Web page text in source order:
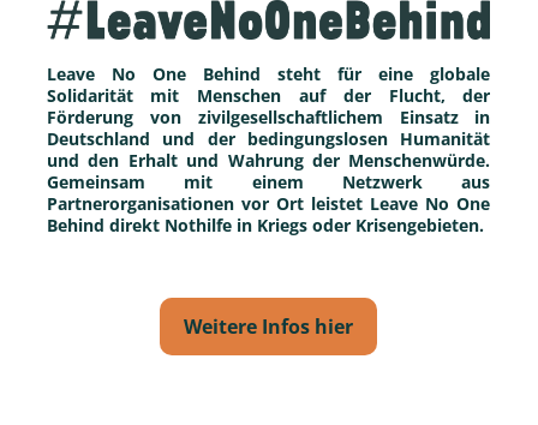
Leave No One Behind steht für eine globale
Solidarität mit Menschen auf der Flucht, der
Förderung von zivilgesellschaftlichem Einsatz in
Deutschland und der bedingungslosen Humanität
und den Erhalt und Wahrung der Menschenwürde.
Gemeinsam mit einem Netzwerk aus
Partnerorganisationen vor Ort leistet Leave No One
Behind direkt Nothilfe in Kriegs oder Krisengebieten.
Weitere Infos hier